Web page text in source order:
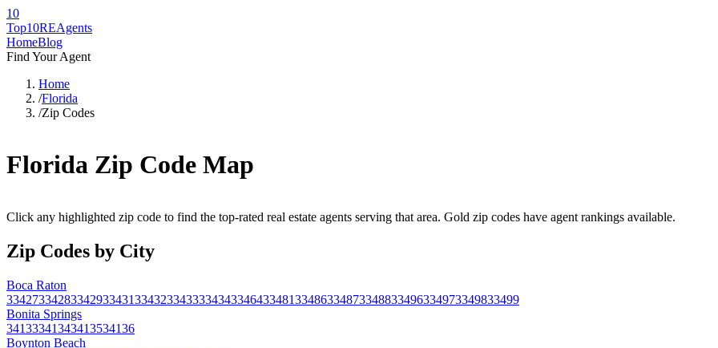
10
Top10REAgents
HomeBlog
Find Your Agent
Home
/Florida
/Zip Codes
Florida Zip Code Map
Click any highlighted zip code to find the top-rated real estate agents serving that area. Gold zip codes have agent rankings available.
Zip Codes by City
Boca Raton
33427334283342933431334323343333434334643348133486334873348833496334973349833499
Bonita Springs
34133341343413534136
Boynton Beach